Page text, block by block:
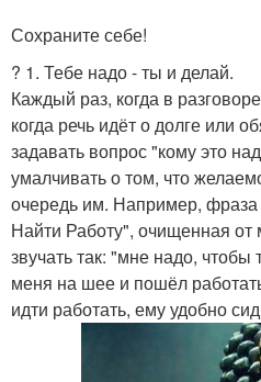
Сохраните себе!
? 1. Тебе надо - ты и делай.
Каждый раз, когда в
когда речь идёт о долге или
задавать вопрос "кому это
умалчивать о том, что
очередь им. Например,
Найти Работу", очищенная от
звучать так: "мне надо, чтобы
меня на шее и пошёл
идти работать, ему удобно